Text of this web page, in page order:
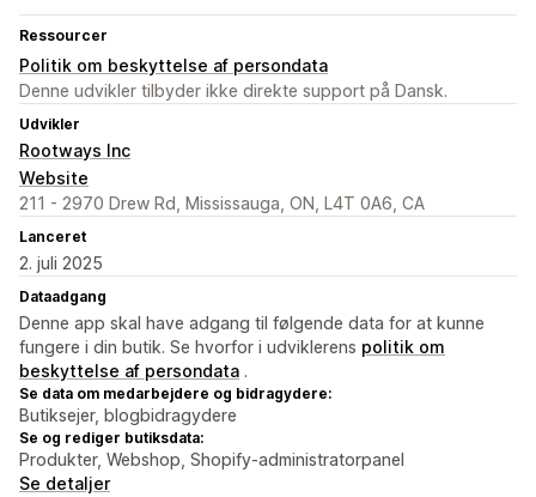
Ressourcer
Politik om beskyttelse af persondata
Denne udvikler tilbyder ikke direkte support på Dansk.
Udvikler
Rootways Inc
Website
211 - 2970 Drew Rd, Mississauga, ON, L4T 0A6, CA
Lanceret
2. juli 2025
Dataadgang
Denne app skal have adgang til følgende data for at kunne
fungere i din butik. Se hvorfor i udviklerens politik om
beskyttelse af persondata .
Se data om medarbejdere og bidragydere:
Butiksejer, blogbidragydere
Se og rediger butiksdata:
Produkter, Webshop, Shopify-administratorpanel
Se detaljer